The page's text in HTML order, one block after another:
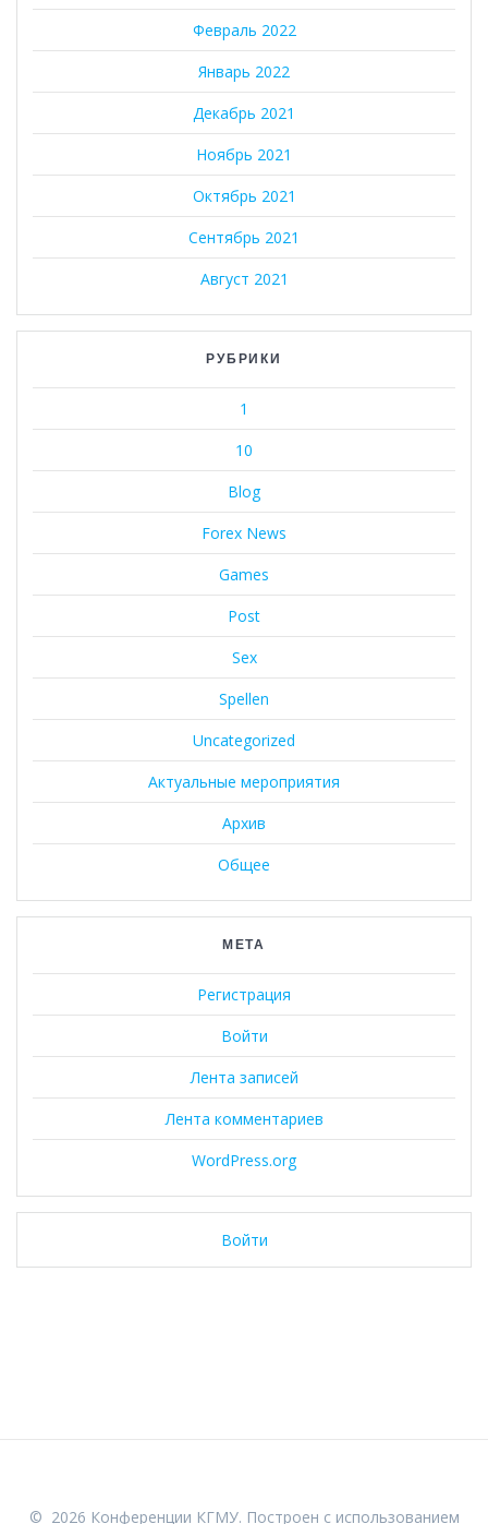
Февраль 2022
Январь 2022
Декабрь 2021
Ноябрь 2021
Октябрь 2021
Сентябрь 2021
Август 2021
РУБРИКИ
1
10
Blog
Forex News
Games
Post
Sex
Spellen
Uncategorized
Актуальные мероприятия
Архив
Общее
МЕТА
Регистрация
Войти
Лента записей
Лента комментариев
WordPress.org
Войти
© 2026 Конференции КГМУ. Построен с использованием